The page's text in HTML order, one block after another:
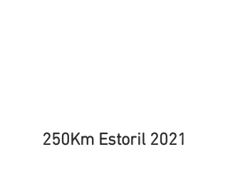
250Km Estoril 2021